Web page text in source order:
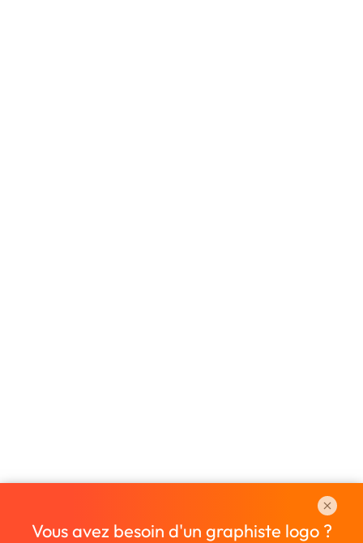
Vous avez besoin d'un graphiste logo ?